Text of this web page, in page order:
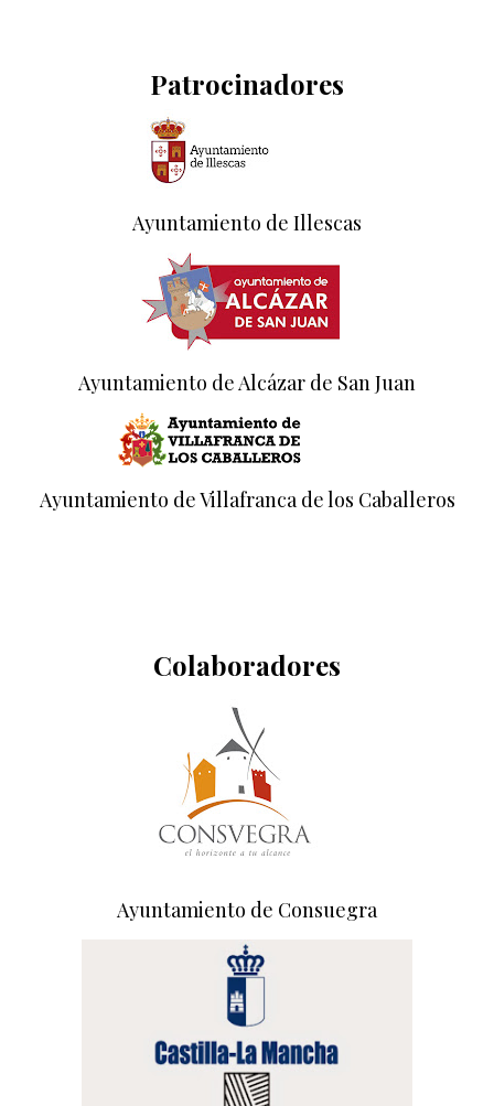
Patrocinadores
Ayuntamiento de Illescas
Ayuntamiento de Alcázar de San Juan
Ayuntamiento de Villafranca de los Caballeros
Colaboradores
Ayuntamiento de Consuegra